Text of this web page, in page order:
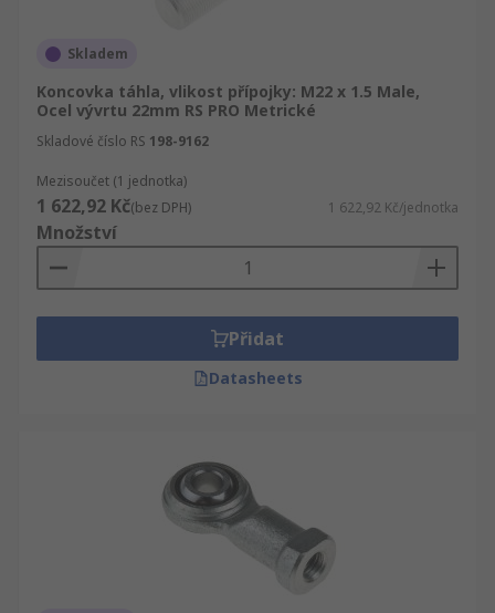
Skladem
Koncovka táhla, vlikost přípojky: M22 x 1.5 Male,
Ocel vývrtu 22mm RS PRO Metrické
Skladové číslo RS 198-9162
Mezisoučet (1 jednotka)
1 622,92 Kč(bez DPH) 1 622,92 Kč/jednotka
Množství
Přidat
Datasheets